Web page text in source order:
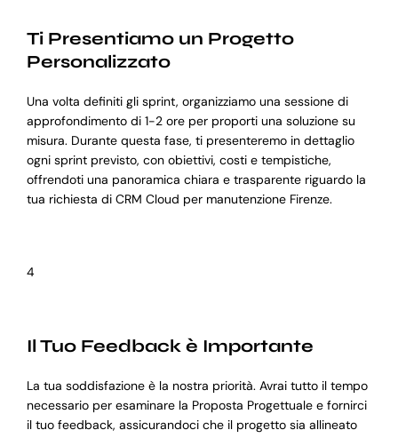
Ti Presentiamo un Progetto
Personalizzato
Una volta definiti gli sprint, organizziamo una sessione di
approfondimento di 1-2 ore per proporti una soluzione su
misura. Durante questa fase, ti presenteremo in dettaglio
ogni sprint previsto, con obiettivi, costi e tempistiche,
offrendoti una panoramica chiara e trasparente riguardo la
tua richiesta di CRM Cloud per manutenzione Firenze.
4
Il Tuo Feedback è Importante
La tua soddisfazione è la nostra priorità. Avrai tutto il tempo
necessario per esaminare la Proposta Progettuale e fornirci
il tuo feedback, assicurandoci che il progetto sia allineato